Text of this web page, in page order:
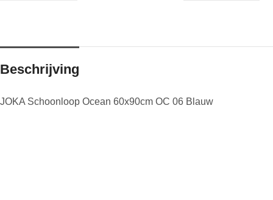
Beschrijving
JOKA Schoonloop Ocean 60x90cm OC 06 Blauw